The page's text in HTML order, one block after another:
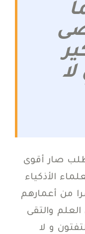
لا
صار أقوى
الأذكياء
من أعمارهم
والتقى
و لا